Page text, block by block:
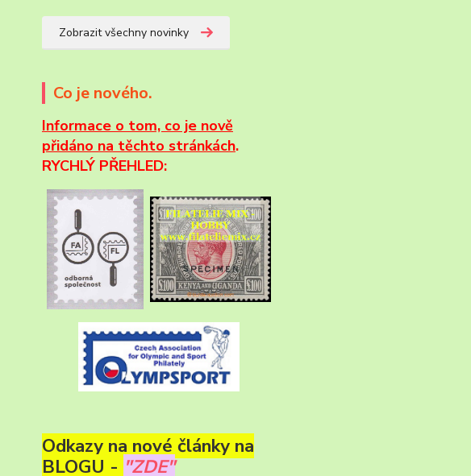
Zobrazit všechny novinky
Co je nového.
Informace o tom, co je nově
přidáno na těchto stránkách.
RYCHLÝ PŘEHLED:
Odkazy na nové články na
BLOGU - "ZDE"